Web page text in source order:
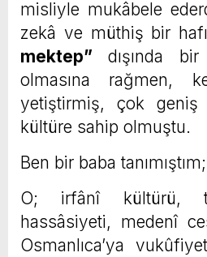
misliyle mukâbele
zekâ ve müthiş bir
mektep” dışında
olmasına rağmen,
yetiştirmiş, çok
kültüre sahip olmuştu.
Ben bir baba tanımıştım;
O; irfânî kültürü,
hassâsiyeti, medenî
Osmanlıca’ya